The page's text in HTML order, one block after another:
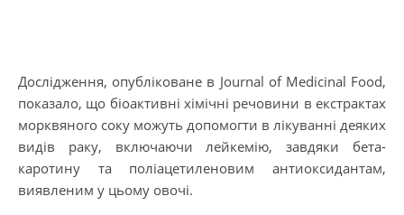
Дослідження, опубліковане в Journal of Medicinal Food,
показало, що біоактивні хімічні речовини в екстрактах
морквяного соку можуть допомогти в лікуванні деяких
видів раку, включаючи лейкемію, завдяки бета-
каротину та поліацетиленовим антиоксидантам,
виявленим у цьому овочі.